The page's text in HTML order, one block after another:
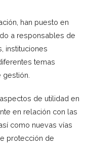
han puesto en
a responsables de
instituciones
temas
de utilidad en
en relación con las
como nuevas vías
protección de